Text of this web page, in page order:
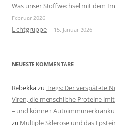
Was unser Stoffwechsel mit dem
Februar 2026
Lichtgruppe 15. Januar 2026
NEUESTE KOMMENTARE
Rebekkazu Tregs: Der verspätete
Viren, die menschliche Proteine
– und können
zu Multiple Sklerose und das